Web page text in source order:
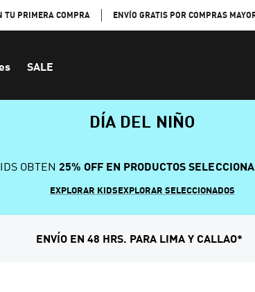
TU PRIMERA COMPRA ENVÍO GRATIS POR COMPRAS
SALE
DÍA DEL NIÑO
OBTEN 25% OFF EN PRODUCTOS
EXPLORAR KIDSEXPLORAR SELECCIONADOS
ENVÍO EN 48 HRS. PARA LIMA Y CALLAO*